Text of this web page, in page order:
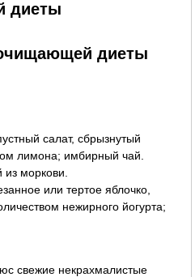
диеты
диеты
салат, сбрызнутый
лимона; имбирный чай.
моркови.
или тертое яблочко,
нежирного йогурта;
свежие некрахмалистые